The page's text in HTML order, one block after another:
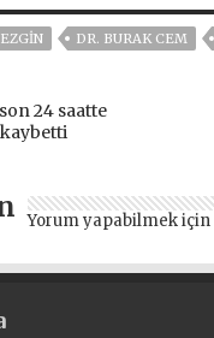
DR. BURAK CEM
24 saatte
kaybetti
Yorum yapabilmek için